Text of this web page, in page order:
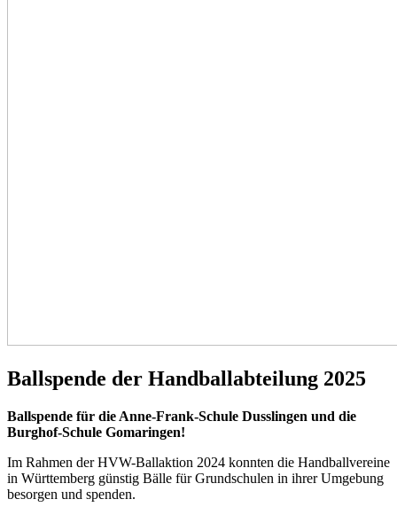
Ballspende der Handballabteilung 2025
Ballspende für die Anne-Frank-Schule Dusslingen und die
Burghof-Schule Gomaringen!
Im Rahmen der HVW-Ballaktion 2024 konnten die Handballvereine
in Württemberg günstig Bälle für Grundschulen in ihrer Umgebung
besorgen und spenden.